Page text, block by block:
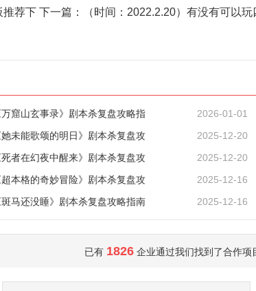
推荐下 下一篇：
（时间：2022.2.20）有没有可以玩
万窟山玄事录》剧本杀复盘攻略指
2026-01-01
她未能歌颂的明日》剧本杀复盘攻
2025-12-20
死者在幻夜中醒来》剧本杀复盘攻
2025-12-20
超本格的奇妙冒险》剧本杀复盘攻
2025-12-16
斑马还没睡》剧本杀复盘攻略指南 2025-12-16
已有 1826 企业通过我们找到了合作项